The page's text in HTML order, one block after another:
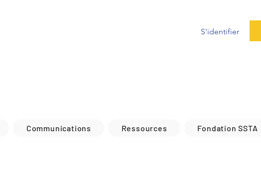
S'identifier
Communications Ressources Fondation SSTA